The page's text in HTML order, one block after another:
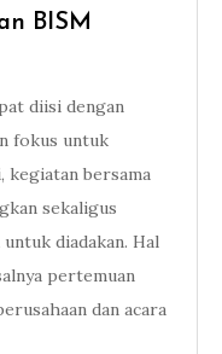
BISM
diisi dengan
fokus untuk
kegiatan bersama
sekaligus
diadakan. Hal
pertemuan
dan acara